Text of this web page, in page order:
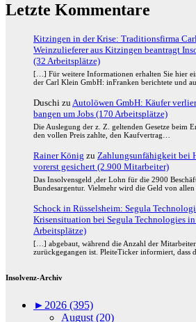
Letzte Kommentare
Kitzingen in der Krise: Traditionsfirma
Weinzulieferer aus Kitzingen beantragt
(32 Arbeitsplätze)
[…] Für weitere Informationen erhalten Sie hier
der Carl Klein GmbH: inFranken berichtete und
Duschi zuAutolöwen GmbH: Käufer
bangen um Jobs (170 Arbeitsplätze)
Die Auslegung der z. Z. geltenden Gesetze beim
den vollen Preis zahlte, den Kaufvertrag…
Rainer König zu Zahlungsunfähigkeit bei
vorerst gesichert (2.900 Mitarbeiter)
Das Insolvensgeld ,der Lohn für die 2900
Bundesargentur. Vielmehr wird die Geld von
Schock in Rüsselsheim: Segula
Krisensituation bei Segula Technologies
Arbeitsplätze)
[…] abgebaut, während die Anzahl der
zurückgegangen ist. PleiteTicker informiert, dass
Insolvenz-Archiv
► 2026 (395)
August (20)